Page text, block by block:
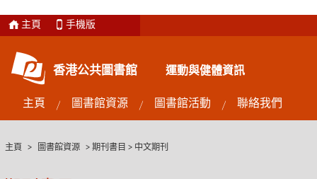
主頁 手機版
香港公共圖書館 運動與健體資訊
主頁 圖書館資源 圖書館活動 聯絡我們
主頁 > 圖書館資源 > 期刊書目 > 中文期刊